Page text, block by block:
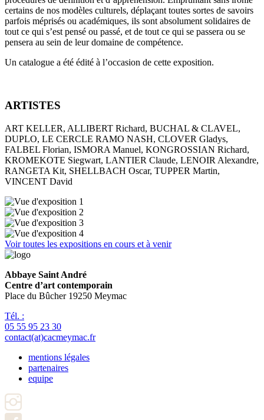
certains de nos modèles culturels, déplaçant toutes sortes de savoirs
parfois méprisés ou académiques, ils sont absolument solidaires de
tout ce qui s’est pensé ou passé, et de tout ce qui se passera ou se
pensera au sein de leur domaine de compétence.
Un catalogue a été édité à l’occasion de cette exposition.
ARTISTES
ART KELLER, ALLIBERT Richard, BUCHAL & CLAVEL,
DUPLO, LE CERCLE RAMO NASH, CLOVER Gladys,
FALBEL Florian, ISMORA Manuel, KONGROSSIAN Richard,
KROMEKOTE Siegwart, LANTIER Claude, LENOIR Alexandre,
RANGETA Kit, SHELLBACH Oscar, TUPPER Martin,
VINCENT David
Voir toutes les expositions en cours et à venir
Abbaye Saint André
Centre d’art contemporain
Place du Bûcher 19250 Meymac
Tél. :
05 55 95 23 30
contact(at)cacmeymac.fr
Pied
page
mentions légales
partenaires
equipe